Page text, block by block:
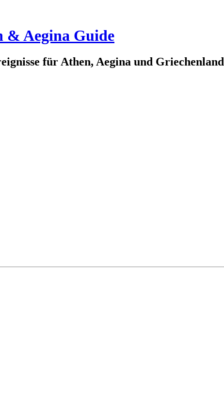
& Aegina Guide
für Athen, Aegina und Griechenland